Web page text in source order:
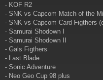
- KOF R2
- SNK vs Capcom Match of the
- SNK vs Capcom Card Figthers
- Samurai Shodown I
- Samurai Shodown II
- Gals Figthers
- Last Blade
- Sonic Adventure
- Neo Geo Cup 98 plus